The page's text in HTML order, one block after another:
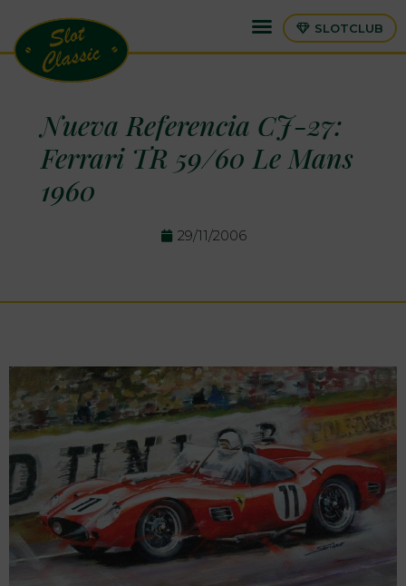
SLOTCLUB
Nueva Referencia CJ-27:
Ferrari TR 59/60 Le Mans
1960
29/11/2006